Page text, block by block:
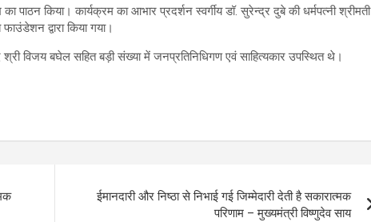
किया। कार्यक्रम का आभार प्रदर्शन स्वर्गीय डॉ. सुरेन्द्र दुबे की धर्मपत्नी श्रीमती
द्वारा किया गया।
विजय बघेल सहित बड़ी संख्या में जनप्रतिनिधिगण एवं साहित्यकार उपस्थित थे।
ईमानदारी और निष्ठा से निभाई गई जिम्मेदारी देती है सकारात्मक
परिणाम – मुख्यमंत्री विष्णुदेव साय